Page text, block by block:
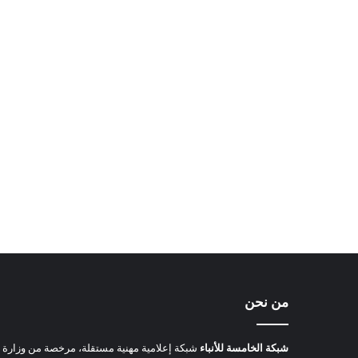
من نحن
شبكة الخامسة للأنباء شبكة إعلامية مهنية مستقلة، مرخصة من وزارة